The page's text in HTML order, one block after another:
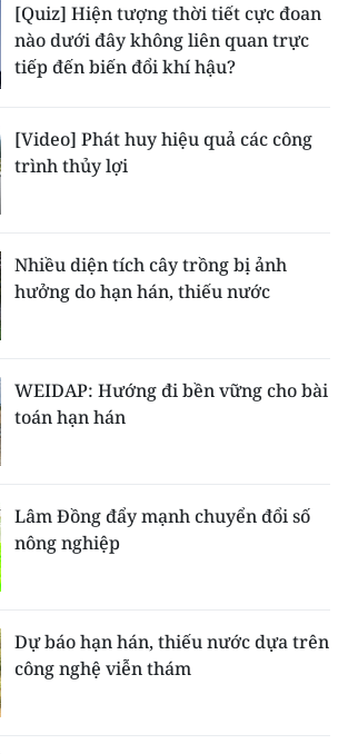
[Quiz] Hiện tượng thời tiết cực đoan
nào dưới đây không liên quan trực
tiếp đến biến đổi khí hậu?
[Video] Phát huy hiệu quả các công
trình thủy lợi
Nhiều diện tích cây trồng bị ảnh
hưởng do hạn hán, thiếu nước
WEIDAP: Hướng đi bền vững cho bài
toán hạn hán
Lâm Đồng đẩy mạnh chuyển đổi số
nông nghiệp
Dự báo hạn hán, thiếu nước dựa trên
công nghệ viễn thám